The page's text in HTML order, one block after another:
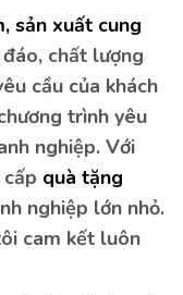
sản xuất cung
chất lượng
cầu của khách
trình yêu
nghiệp. Với
quà tặng
nghiệp lớn nhỏ.
cam kết luôn